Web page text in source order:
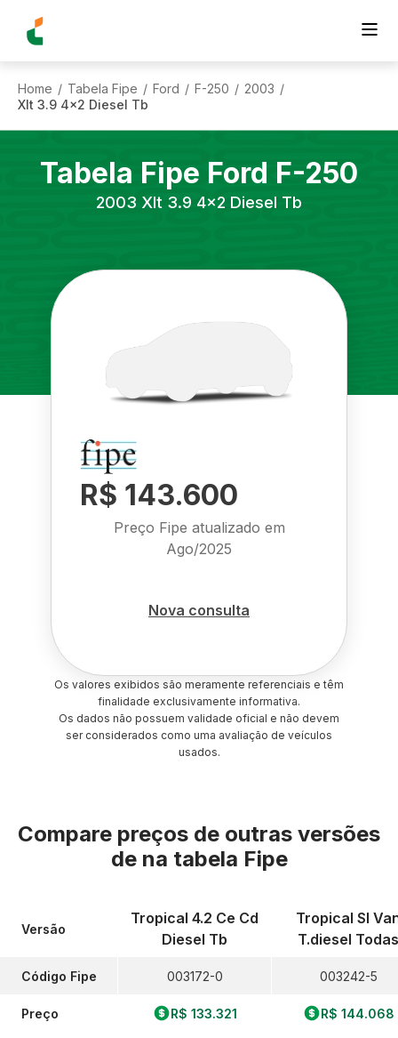
Home / Tabela Fipe / Ford / F-250 / 2003 /
Xlt 3.9 4x2 Diesel Tb
Tabela Fipe Ford F-250
2003 Xlt 3.9 4x2 Diesel Tb
R$ 143.600
Preço Fipe atualizado em
Ago/2025
Nova consulta
Os valores exibidos são meramente referenciais e têm
finalidade exclusivamente informativa.
Os dados não possuem validade oficial e não devem
ser considerados como uma avaliação de veículos
usados.
Compare preços de outras versões
de na tabela Fipe
Versão
Código Fipe
Preço
Tropical 4.2 Ce Cd
Diesel Tb
003172-0
R$ 133.321
Tropical Sl
T.diesel Todas
003242-5
R$ 144.068